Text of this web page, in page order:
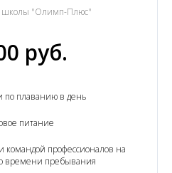
школы "Олимп-Плюс"
руб.
по плаванию в день
питание
командой профессионалов на
времени пребывания